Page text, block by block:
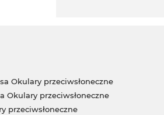
Okulary przeciwsłoneczne
Okulary przeciwsłoneczne
przeciwsłoneczne